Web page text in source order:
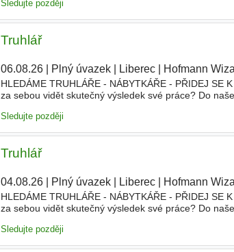
Sledujte později
Truhlář
06.08.26| Plný úvazek| Liberec| Hofmann
HLEDÁME TRUHLÁŘE - NÁBYTKÁŘE - PŘIDEJ SE
za sebou vidět skutečný výsledek své práce? Do
Sledujte později
Truhlář
04.08.26| Plný úvazek| Liberec| Hofmann
HLEDÁME TRUHLÁŘE - NÁBYTKÁŘE - PŘIDEJ SE
za sebou vidět skutečný výsledek své práce? Do
Sledujte později